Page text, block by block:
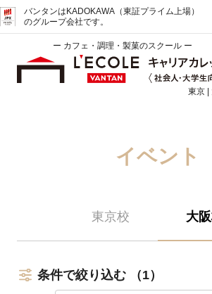
バンタンはKADOKAWA（東証プライム上場）
のグループ会社です。
ー カフェ・調理・製菓のスクール ー
東京 |
イベント
東京校 大
条件で絞り込む （1）